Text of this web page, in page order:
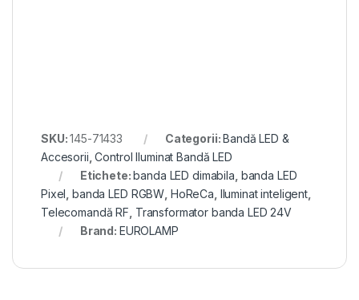
SKU:145-71433 Categorii:Bandă LED &
Accesorii ,Control Iluminat Bandă LED
Etichete:banda LED dimabila banda LED
Pixel ,banda LED RGBW HoReCa Iluminat inteligent
Telecomandă RF Transformator banda LED 24V
Brand: EUROLAMP